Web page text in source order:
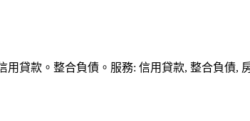
貸款。整合負債。服務: 信用貸款, 整合負債,